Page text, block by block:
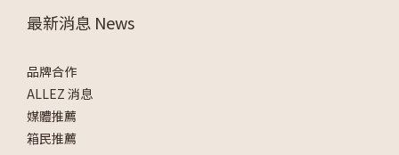
最新消息 News
品牌合作
ALLEZ 消息
媒體推薦
箱民推薦